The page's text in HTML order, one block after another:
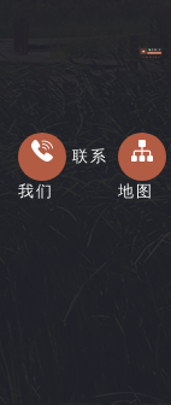
联系
我们
地图